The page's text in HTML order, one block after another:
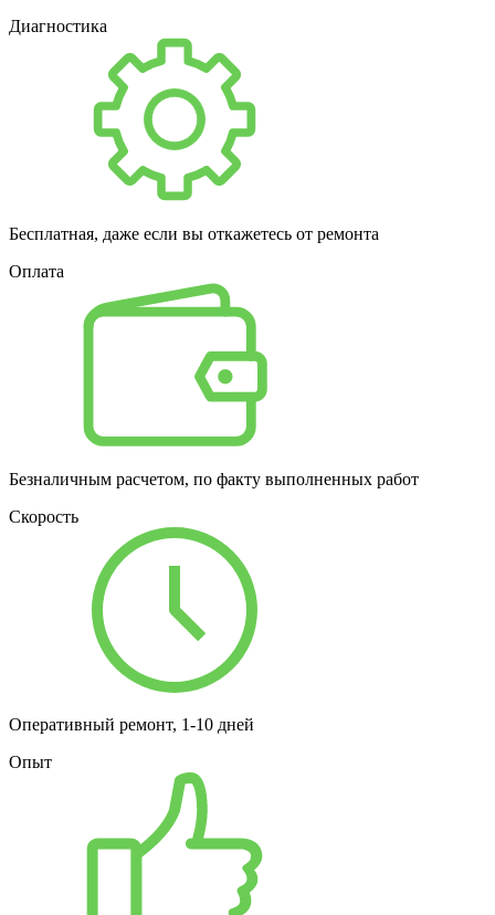
Диагностика
Бесплатная, даже если вы откажетесь от ремонта
Оплата
Безналичным расчетом, по факту выполненных работ
Скорость
Оперативный ремонт, 1-10 дней
Опыт